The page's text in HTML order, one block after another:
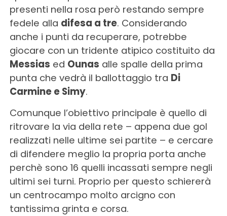
presenti nella rosa però restando sempre
fedele alla difesa a tre. Considerando
anche i punti da recuperare, potrebbe
giocare con un tridente atipico costituito da
Messias ed Ounas alle spalle della prima
punta che vedrà il ballottaggio tra Di
Carmine e Simy.
Comunque l’obiettivo principale è quello di
ritrovare la via della rete – appena due gol
realizzati nelle ultime sei partite – e cercare
di difendere meglio la propria porta anche
perchè sono 16 quelli incassati sempre negli
ultimi sei turni. Proprio per questo schiererà
un centrocampo molto arcigno con
tantissima grinta e corsa.